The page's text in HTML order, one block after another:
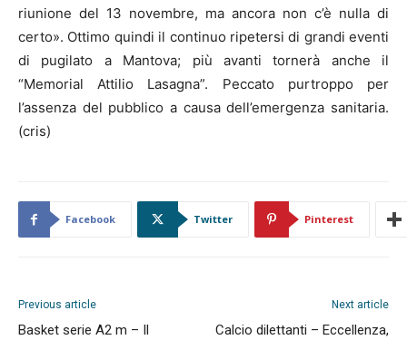
riunione del 13 novembre, ma ancora non c’è nulla di
certo». Ottimo quindi il continuo ripetersi di grandi eventi
di pugilato a Mantova; più avanti tornerà anche il
“Memorial Attilio Lasagna”. Peccato purtroppo per
l’assenza del pubblico a causa dell’emergenza sanitaria.
(cris)
Facebook Twitter Pinterest
Previous article
Basket serie A2 m – Il
Next article
Calcio dilettanti – Eccellenza,